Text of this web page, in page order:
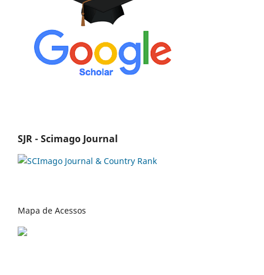
SJR - Scimago Journal
Mapa de Acessos